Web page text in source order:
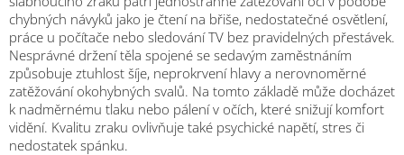
chybných návyků jako je čtení na břiše, nedostatečné osvětlení,
práce u počítače nebo sledování TV bez pravidelných přestávek.
Nesprávné držení těla spojené se sedavým zaměstnáním
způsobuje ztuhlost šíje, neprokrvení hlavy a nerovnoměrné
zatěžování okohybných svalů. Na tomto základě může docházet
k nadměrnému tlaku nebo pálení v očích, které snižují komfort
vidění. Kvalitu zraku ovlivňuje také psychické napětí, stres či
nedostatek spánku.